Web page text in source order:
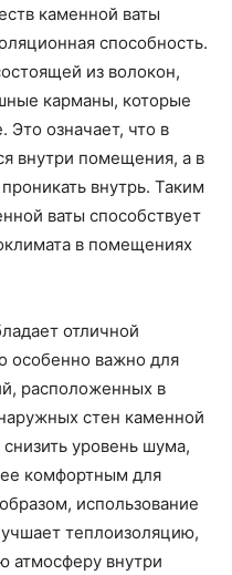
каменной ваты
способность.
из волокон,
карманы, которые
Это означает, что в
внутри помещения, а в
внутрь. Таким
ваты способствует
в помещениях
отличной
особенно важно для
расположенных в
стен каменной
уровень шума,
комфортным для
использование
теплоизоляцию,
атмосферу внутри